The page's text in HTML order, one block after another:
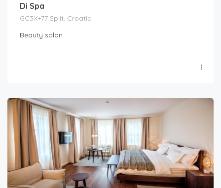
Di Spa
GC3X+77 Split, Croatia
Beauty salon